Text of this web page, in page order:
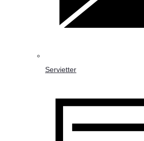
Servietter